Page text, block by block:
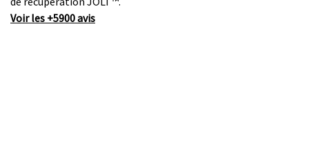
Voir les +5900 avis